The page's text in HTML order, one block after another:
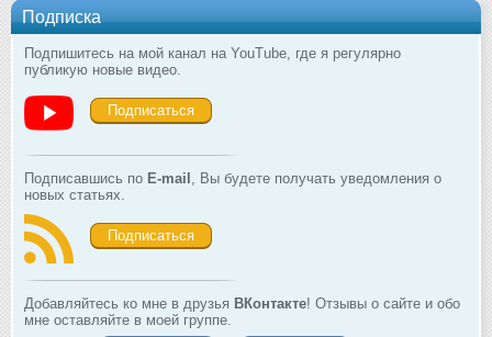
Подписка
Подпишитесь на мой канал на YouTube, где я регулярно
публикую новые видео.
Подписаться
Подписавшись по E-mail , Вы будете получать уведомления о
новых статьях.
Подписаться
Добавляйтесь ко мне в друзья ВКонтакте! Отзывы о сайте и обо
мне оставляйте в моей группе.